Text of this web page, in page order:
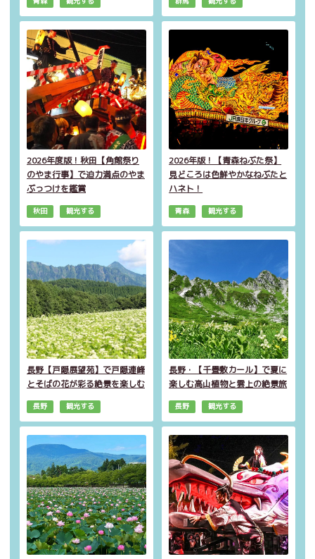
2026年度版！秋田【角館祭り
のやま行事】で迫力満点のやま
ぶっつけを鑑賞
秋田 観光する
2026年版！【青森ねぶた祭】
見どころは色鮮やかなねぶたと
ハネト！
青森 観光する
長野【戸隠展望苑】で戸隠連峰
とそばの花が彩る絶景を楽しむ
長野 観光する
長野・【千畳敷カール】で夏に
楽しむ高山植物と雲上の絶景旅
長野 観光する